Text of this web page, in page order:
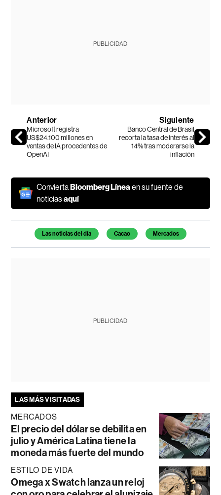
PUBLICIDAD
Anterior
Microsoft registra
US$24.100 millones en
ventas de IA procedentes de
OpenAI
Siguiente
Banco Central de Brasil
recorta la tasa de interés al
14% tras moderarse la
inflación
ConviertaBloomberg Línea en su fuente de
noticiasaquí
Temas de este artículo
Las noticias del día Cacao Mercados
PUBLICIDAD
LAS MÁS VISITADAS
MERCADOS
El precio del dólar se debilita en
julio y América Latina tiene la
moneda más fuerte del mundo
ESTILO DE VIDA
Omega x Swatch lanza un reloj